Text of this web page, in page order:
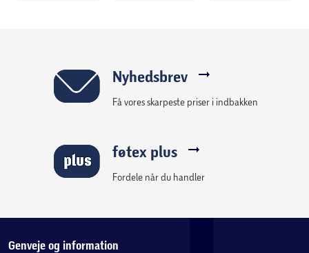
Nyhedsbrev
Få vores skarpeste priser i indbakken
føtex plus
Fordele når du handler
Genveje og information